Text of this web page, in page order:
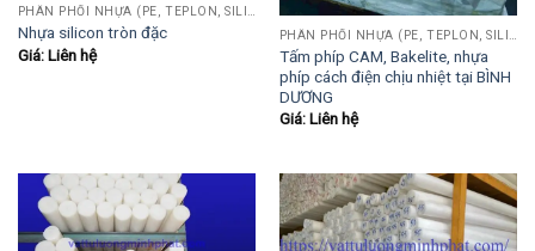
Nhựa silicon tròn đặc
Giá: Liên hệ
Tấm phíp CAM, Bakelite, nhựa
phíp cách điện chịu nhiệt tại BÌNH
DƯƠNG
Giá: Liên hệ